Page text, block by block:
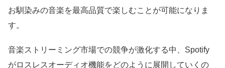
お馴染みの音楽を最高品質で楽しむことが可能になりま
す。
音楽ストリーミング市場での競争が激化する中、Spotify
がロスレスオーディオ機能をどのように展開していくの